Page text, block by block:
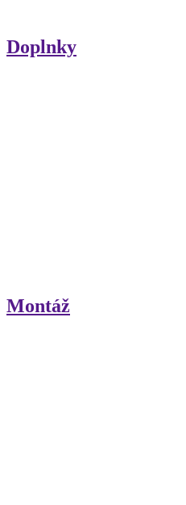
Doplnky
Montáž